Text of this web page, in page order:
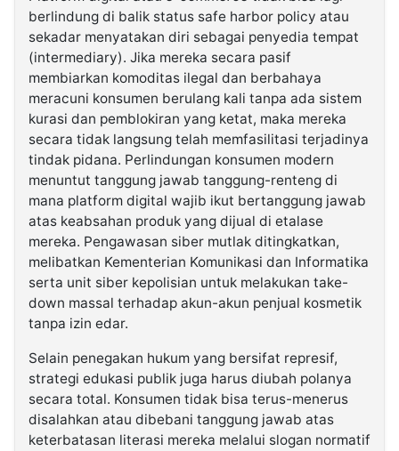
berlindung di balik status safe harbor policy atau
sekadar menyatakan diri sebagai penyedia tempat
(intermediary). Jika mereka secara pasif
membiarkan komoditas ilegal dan berbahaya
meracuni konsumen berulang kali tanpa ada sistem
kurasi dan pemblokiran yang ketat, maka mereka
secara tidak langsung telah memfasilitasi terjadinya
tindak pidana. Perlindungan konsumen modern
menuntut tanggung jawab tanggung-renteng di
mana platform digital wajib ikut bertanggung jawab
atas keabsahan produk yang dijual di etalase
mereka. Pengawasan siber mutlak ditingkatkan,
melibatkan Kementerian Komunikasi dan Informatika
serta unit siber kepolisian untuk melakukan take-
down massal terhadap akun-akun penjual kosmetik
tanpa izin edar.
Selain penegakan hukum yang bersifat represif,
strategi edukasi publik juga harus diubah polanya
secara total. Konsumen tidak bisa terus-menerus
disalahkan atau dibebani tanggung jawab atas
keterbatasan literasi mereka melalui slogan normatif